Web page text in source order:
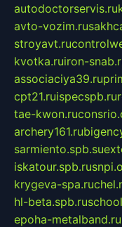
autodoctorservis.ru
avto-vozim.ru
stroyavt.ru
kvotka.ruiron-
associaciya39.ru
cpt21.ruispecspb.ru
tae-kwon.ru
archery161.ru
sarmiento.spb.su
iskatour.spb.ru
krygeva-spa.ru
hl-beta.spb.ru
epoha-metalband.ru